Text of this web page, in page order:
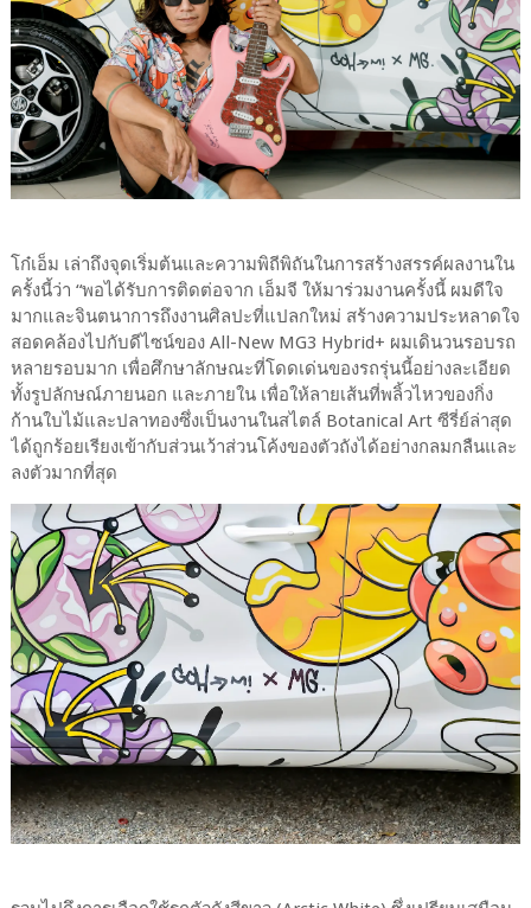
โก๋เอ็ม เล่าถึงจุดเริ่มต้นและความพิถีพิถันในการสร้างสรรค์ผลงานใน
ครั้งนี้ว่า “พอได้รับการติดต่อจาก เอ็มจี ให้มาร่วมงานครั้งนี้ ผมดีใจ
มากและจินตนาการถึงงานศิลปะที่แปลกใหม่ สร้างความประหลาดใจ
สอดคล้องไปกับดีไซน์ของ All-New MG3 Hybrid+ ผมเดินวนรอบรถ
หลายรอบมาก เพื่อศึกษาลักษณะที่โดดเด่นของรถรุ่นนี้อย่างละเอียด
ทั้งรูปลักษณ์ภายนอก และภายใน เพื่อให้ลายเส้นที่พลิ้วไหวของกิ่ง
ก้านใบไม้และปลาทองซึ่งเป็นงานในสไตล์ Botanical Art ซีรี่ย์ล่าสุด
ได้ถูกร้อยเรียงเข้ากับส่วนเว้าส่วนโค้งของตัวถังได้อย่างกลมกลืนและ
ลงตัวมากที่สุด